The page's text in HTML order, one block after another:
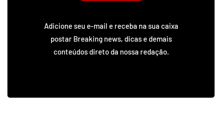
Adicione seu e-mail e receba na sua caixa
postar Breaking news, dicas e demais
conteúdos direto da nossa redação.